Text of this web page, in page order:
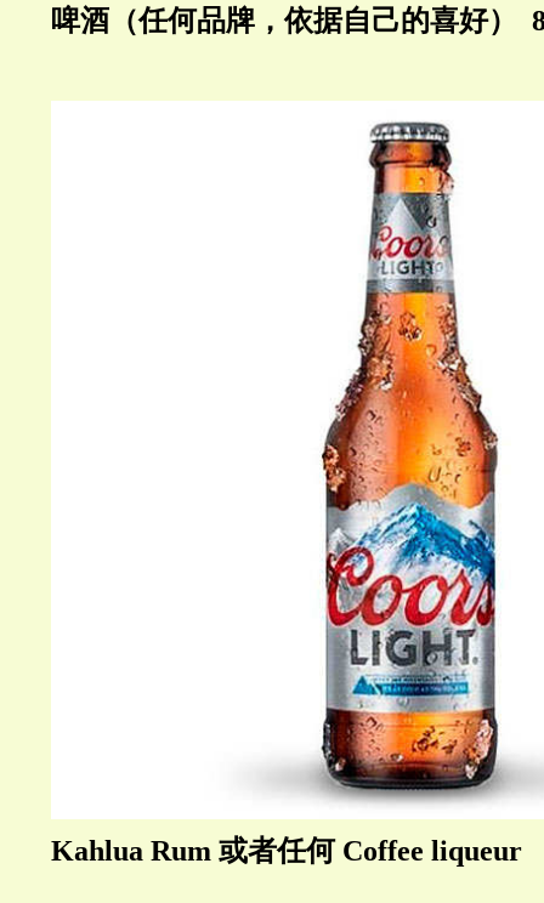
啤酒 （任何品牌，依据自己的喜好）
Kahlua Rum 或者任何 Coffee liqueur